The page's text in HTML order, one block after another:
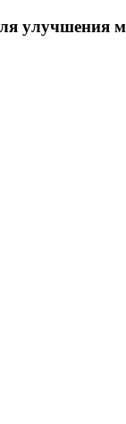
улучшения